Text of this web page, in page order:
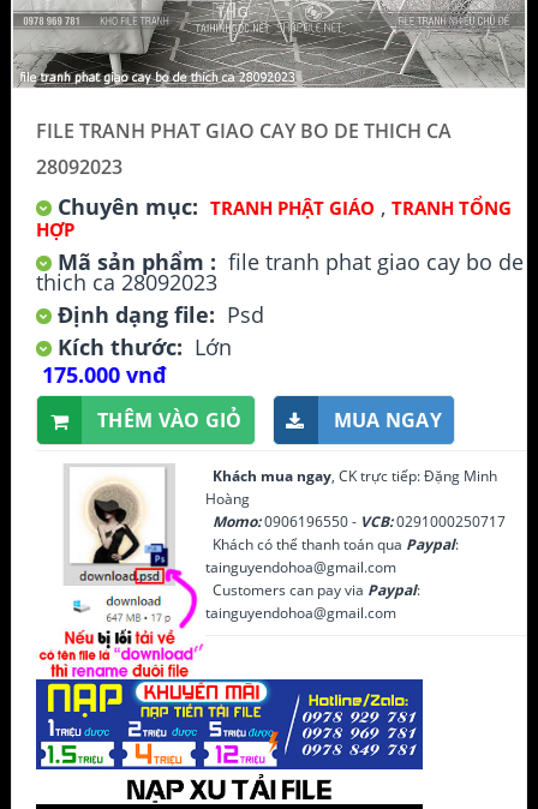
FILE TRANH PHAT GIAO CAY BO DE THICH CA
28092023
Chuyên mục: TRANH PHẬT GIÁO , TRANH TỔNG
HỢP
Mã sản phẩm : file tranh phat giao cay bo de
thich ca 28092023
Định dạng file: Psd
Kích thước: Lớn
175.000 vnđ
THÊM VÀO GIỎ MUA NGAY
Khách mua ngay, CK trực tiếp: Đặng Minh
Hoàng
Momo:0906196550 - VCB:0291000250717
Khách có thể thanh toán qua Paypal:
tainguyendohoa@gmail.com
Customers can pay via Paypal:
tainguyendohoa@gmail.com